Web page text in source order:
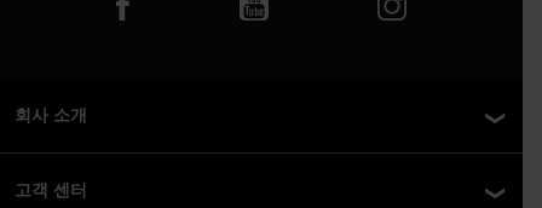
회사 소개
고객 센터